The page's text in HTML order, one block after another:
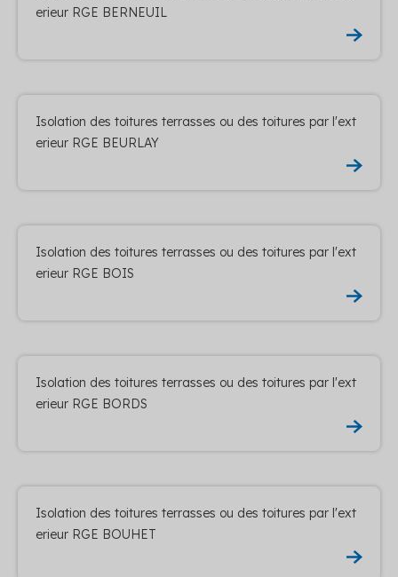
erieur RGE BERNEUIL
Isolation des toitures terrasses ou des toitures par l'ext
erieur RGE BEURLAY
Isolation des toitures terrasses ou des toitures par l'ext
erieur RGE BOIS
Isolation des toitures terrasses ou des toitures par l'ext
erieur RGE BORDS
Isolation des toitures terrasses ou des toitures par l'ext
erieur RGE BOUHET